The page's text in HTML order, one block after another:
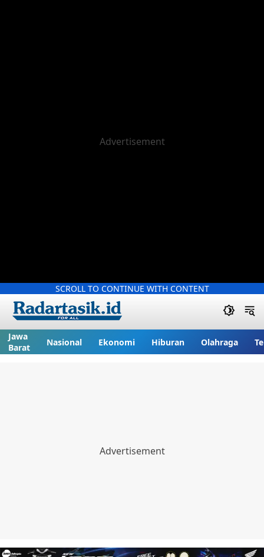
SCROLL TO CONTINUE WITH CONTENT
Jawa
Barat
Nasional Ekonomi Hiburan Olahraga